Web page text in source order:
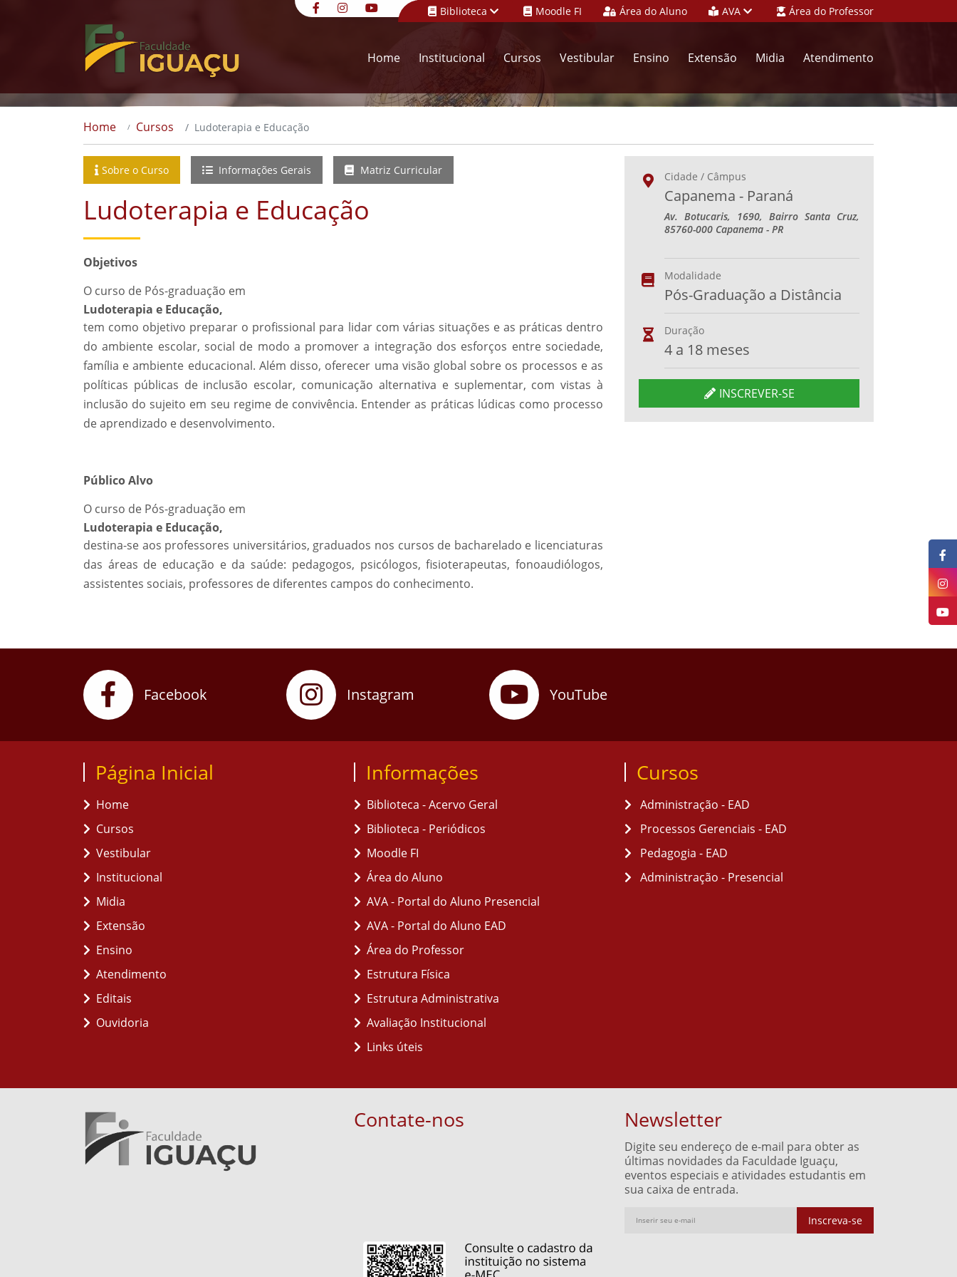
Biblioteca Moodle FI Área do Aluno AVA Área do Professor
Home Institucional Cursos Vestibular Ensino Extensão Midia Atendimento
Home Cursos Ludoterapia e Educação
Sobre o Curso Informações Gerais Matriz Curricular
Ludoterapia e Educação
Objetivos
O curso de Pós-graduação em
Ludoterapia e Educação,
tem como objetivo preparar o profissional para lidar com várias situações e as práticas dentro
do ambiente escolar, social de modo a promover a integração dos esforços entre sociedade,
família e ambiente educacional. Além disso, oferecer uma visão global sobre os processos e as
políticas públicas de inclusão escolar, comunicação alternativa e suplementar, com vistas à
inclusão do sujeito em seu regime de convivência. Entender as práticas lúdicas como processo
de aprendizado e desenvolvimento.
Público Alvo
O curso de Pós-graduação em
Ludoterapia e Educação,
destina-se aos professores universitários, graduados nos cursos de bacharelado e licenciaturas
das áreas de educação e da saúde: pedagogos, psicólogos, fisioterapeutas, fonoaudiólogos,
assistentes sociais, professores de diferentes campos do conhecimento.
Cidade / Câmpus
Capanema - Paraná
Av. Botucaris, 1690, Bairro Santa Cruz,
85760-000 Capanema - PR
Modalidade
Pós-Graduação a Distância
Duração
4 a 18 meses
INSCREVER-SE
Facebook Instagram YouTube
Página Inicial
Home
Cursos
Vestibular
Institucional
Midia
Extensão
Ensino
Atendimento
Editais
Ouvidoria
Informações
Biblioteca - Acervo Geral
Biblioteca - Periódicos
Moodle FI
Área do Aluno
AVA - Portal do Aluno Presencial
AVA - Portal do Aluno EAD
Área do Professor
Estrutura Física
Estrutura Administrativa
Avaliação Institucional
Links úteis
Cursos
Administração - EAD
Processos Gerenciais - EAD
Pedagogia - EAD
Administração - Presencial
Contate-nos Newsletter
Digite seu endereço de e-mail para obter as
últimas novidades da Faculdade Iguaçu,
eventos especiais e atividades estudantis em
sua caixa de entrada.
Inscreva-se